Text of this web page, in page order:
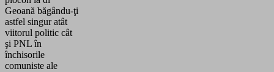
Geoană băgându-ţi
astfel singur atât
viitorul politic cât
şi PNL în
închisorile
comuniste ale